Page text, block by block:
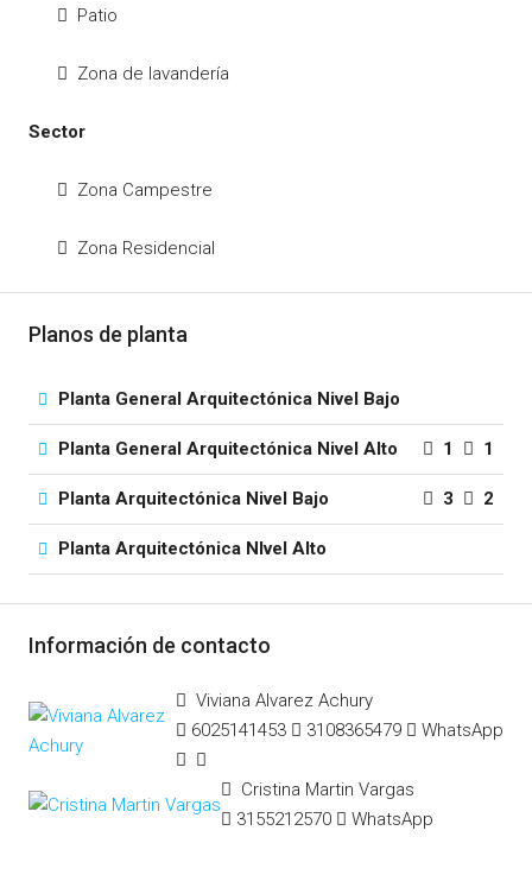
Patio
Zona de lavandería
Sector
Zona Campestre
Zona Residencial
Planos de planta
Planta General Arquitectónica Nivel Bajo
Planta General Arquitectónica Nivel Alto 1 1
Planta Arquitectónica Nivel Bajo 3 2
Planta Arquitectónica NIvel Alto
Información de contacto
Viviana Alvarez Achury
6025141453
3108365479 WhatsApp
Cristina Martin Vargas
3155212570
WhatsApp